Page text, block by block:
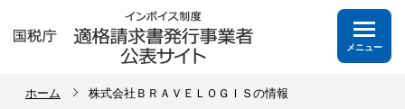
メニュー
ホーム 株式会社ＢＲＡＶＥＬＯＧＩＳの情報